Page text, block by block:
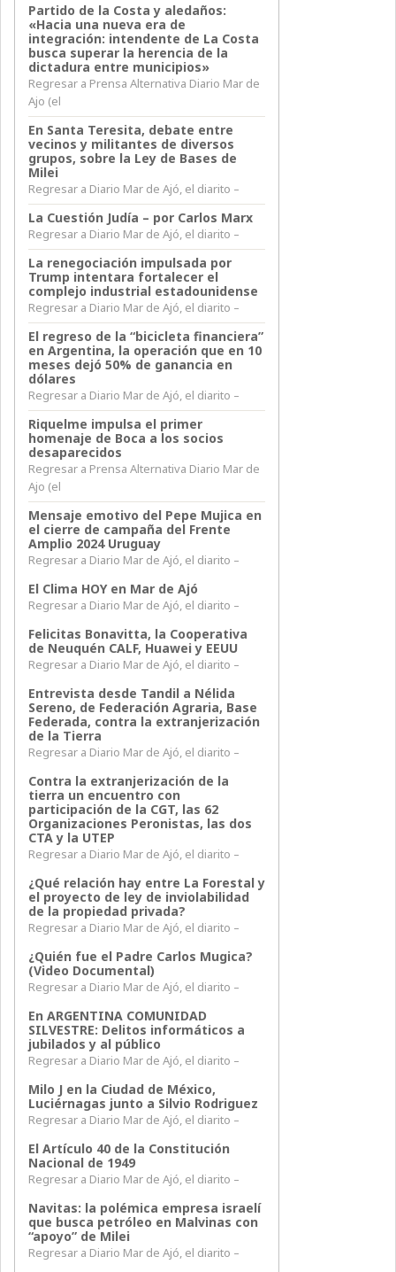
Partido de la Costa y aledaños:
«Hacia una nueva era de
integración: intendente de La Costa
busca superar la herencia de la
dictadura entre municipios»
Regresar a Prensa Alternativa Diario Mar de
Ajo (el
En Santa Teresita, debate entre
vecinos y militantes de diversos
grupos, sobre la Ley de Bases de
Milei
Regresar a Diario Mar de Ajó, el diarito –
La Cuestión Judía – por Carlos Marx
Regresar a Diario Mar de Ajó, el diarito –
La renegociación impulsada por
Trump intentara fortalecer el
complejo industrial estadounidense
Regresar a Diario Mar de Ajó, el diarito –
El regreso de la “bicicleta financiera”
en Argentina, la operación que en 10
meses dejó 50% de ganancia en
dólares
Regresar a Diario Mar de Ajó, el diarito –
Riquelme impulsa el primer
homenaje de Boca a los socios
desaparecidos
Regresar a Prensa Alternativa Diario Mar de
Ajo (el
Mensaje emotivo del Pepe Mujica en
el cierre de campaña del Frente
Amplio 2024 Uruguay
Regresar a Diario Mar de Ajó, el diarito –
El Clima HOY en Mar de Ajó
Regresar a Diario Mar de Ajó, el diarito –
Felicitas Bonavitta, la Cooperativa
de Neuquén CALF, Huawei y EEUU
Regresar a Diario Mar de Ajó, el diarito –
Entrevista desde Tandil a Nélida
Sereno, de Federación Agraria, Base
Federada, contra la extranjerización
de la Tierra
Regresar a Diario Mar de Ajó, el diarito –
Contra la extranjerización de la
tierra un encuentro con
participación de la CGT, las 62
Organizaciones Peronistas, las dos
CTA y la UTEP
Regresar a Diario Mar de Ajó, el diarito –
¿Qué relación hay entre La Forestal y
el proyecto de ley de inviolabilidad
de la propiedad privada?
Regresar a Diario Mar de Ajó, el diarito –
¿Quién fue el Padre Carlos Mugica?
(Video Documental)
Regresar a Diario Mar de Ajó, el diarito –
En ARGENTINA COMUNIDAD
SILVESTRE: Delitos informáticos a
jubilados y al público
Regresar a Diario Mar de Ajó, el diarito –
Milo J en la Ciudad de México,
Luciérnagas junto a Silvio Rodriguez
Regresar a Diario Mar de Ajó, el diarito –
El Artículo 40 de la Constitución
Nacional de 1949
Regresar a Diario Mar de Ajó, el diarito –
Navitas: la polémica empresa israelí
que busca petróleo en Malvinas con
“apoyo” de Milei
Regresar a Diario Mar de Ajó, el diarito –